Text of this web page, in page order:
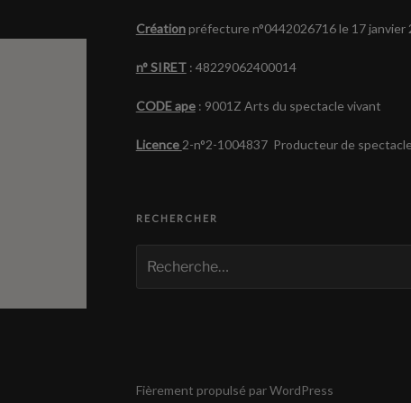
Créationpréfecture n°0442026716 le 17 janvier
n° SIRET: 48229062400014
CODE ape: 9001Z Arts du spectacle vivant
Licence 2-n°2-1004837 Producteur de
RECHERCHER
pour
Fièrement propulsé par WordPress